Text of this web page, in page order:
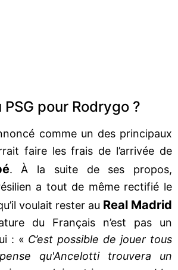
pour Rodrygo ?
comme un des principaux
faire les frais de l’arrivée de
. À la suite de ses propos,
a tout de même rectifié le
voulait rester au Real Madrid
du Français n’est pas un
: « C’est possible de jouer tous
qu'Ancelotti trouvera un